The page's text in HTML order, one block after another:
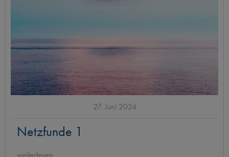
27. Juni 2024
Netzfunde 1
weiterlesen